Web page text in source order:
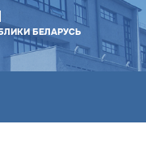
БЕЛАРУСЬ